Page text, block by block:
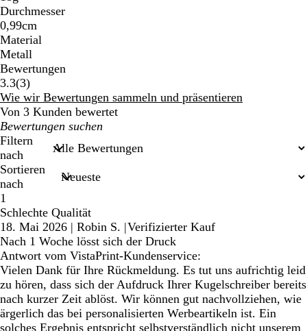
Durchmesser
0,99cm
Material
Metall
Bewertungen
3.3(33
Bewertungen
)
Wie wir Bewertungen sammeln und präsentieren
Von 3 Kunden bewertet
Meine
Sucheingaben
Filtern
nach
Sortieren
nach
1
Schlechte Qualität
18. Mai 2026 | Robin S. |Verifizierter Kauf
Nach 1 Woche lösst sich der Druck
Antwort vom VistaPrint-Kundenservice:
Vielen Dank für Ihre Rückmeldung. Es tut uns aufrichtig leid
zu hören, dass sich der Aufdruck Ihrer Kugelschreiber bereits
nach kurzer Zeit ablöst. Wir können gut nachvollziehen, wie
ärgerlich das bei personalisierten Werbeartikeln ist. Ein
solches Ergebnis entspricht selbstverständlich nicht unserem